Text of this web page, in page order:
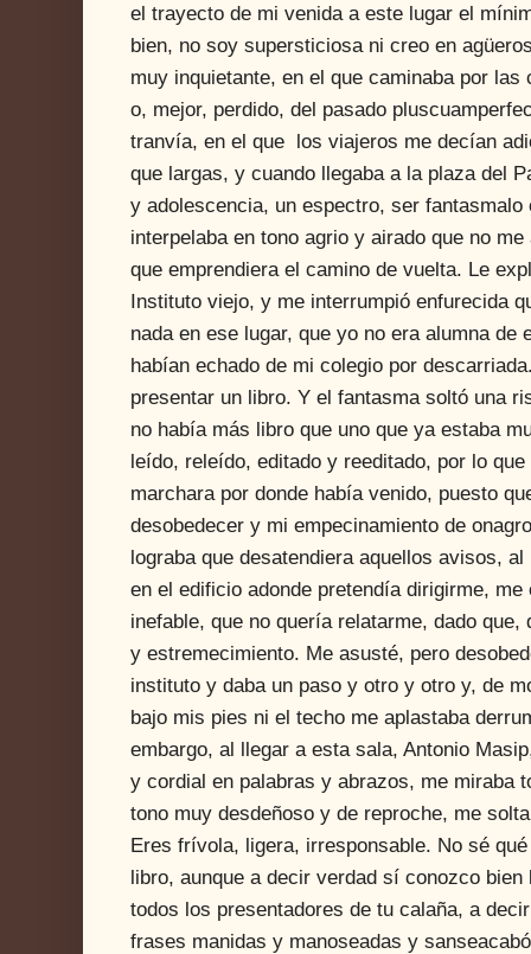
el trayecto de mi venida a este lugar el
bien, no soy supersticiosa ni creo en
muy inquietante, en el que caminaba por
o, mejor, perdido, del pasado
tranvía, en el que los viajeros me decían
que largas, y cuando llegaba a la plaza del
y adolescencia, un espectro, ser fantasmalo
interpelaba en tono agrio y airado que no
que emprendiera el camino de vuelta. Le
Instituto viejo, y me interrumpió enfurecida
nada en ese lugar, que yo no era alumna de
habían echado de mi colegio por
presentar un libro. Y el fantasma soltó una
no había más libro que uno que ya estaba
leído, releído, editado y reeditado, por lo
marchara por donde había venido, puesto
desobedecer y mi empecinamiento de
lograba que desatendiera aquellos avisos,
en el edificio adonde pretendía dirigirme,
inefable, que no quería relatarme, dado
y estremecimiento. Me asusté, pero
instituto y daba un paso y otro y otro y, de
bajo mis pies ni el techo me aplastaba
embargo, al llegar a esta sala, Antonio
y cordial en palabras y abrazos, me miraba
tono muy desdeñoso y de reproche, me
Eres frívola, ligera, irresponsable. No sé
libro, aunque a decir verdad sí conozco
todos los presentadores de tu calaña, a
frases manidas y manoseadas y